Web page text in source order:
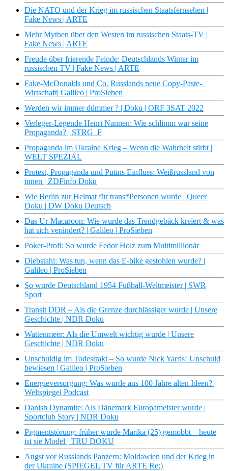
Die NATO und der Krieg im russischen Staatsfernsehen |
Fake News | ARTE
Mehr Mythen über den Westen im russischen Staats-TV |
Fake News | ARTE
Freude über frierende Feinde: Deutschlands Winter im
russischen TV | Fake News | ARTE
Fake-McDonalds und Co. Russlands neue Copy-Paste-
Wirtschaft| Galileo | ProSieben
Werden wir immer dümmer ? | Doku | ORF 3SAT 2022
Verleger-Legende Henri Nannen: Wie schlimm war seine
Propaganda? | STRG_F
Propaganda im Ukraine Krieg – Wenn die Wahrheit stirbt |
WELT SPEZIAL
Protest, Propaganda und Putins Einfluss: Weißrussland von
innen | ZDFinfo Doku
Wie Berlin zur Heimat für trans*Personen wurde | Queer
Doku | DW Doku Deutsch
Das Ur-Macaroon: Wie wurde das Trendgebäck kreiert & was
hat sich verändert? | Galileo | ProSieben
Poker-Profi: So wurde Fedor Holz zum Multimillionär
Diebstahl: Was tun, wenn das E-bike gestohlen wurde? |
Galileo | ProSieben
So wurde Deutschland 1954 Fußball-Weltmeister | SWR
Sport
Transit DDR – Als die Grenze durchlässiger wurde | Unsere
Geschichte | NDR Doku
Wattenmeer: Als die Umwelt wichtig wurde | Unsere
Geschichte | NDR Doku
Unschuldig im Todestrakt – So wurde Nick Yarris‘ Unschuld
bewiesen | Galileo | ProSieben
Energieversorgung: Was wurde aus 100 Jahre alten Ideen? |
Weltspiegel Podcast
Danish Dynamite: Als Dänemark Europameister wurde |
Sportclub Story | NDR Doku
Pigmentstörung: früher wurde Marika (25) gemobbt – heute
ist sie Model | TRU DOKU
Angst vor Russlands Panzern: Moldawien und der Krieg in
der Ukraine (SPIEGEL TV für ARTE Re:)